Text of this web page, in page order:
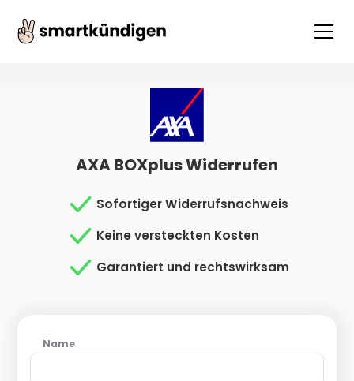
AXA BOXplus Widerrufen
Sofortiger Widerrufsnachweis
Keine versteckten Kosten
Garantiert und rechtswirksam
Name